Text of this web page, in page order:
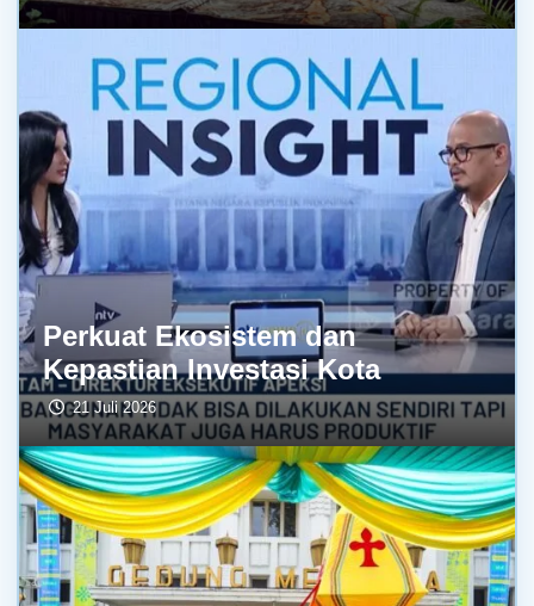
Perkuat Ekosistem dan
Kepastian Investasi Kota
21 Juli 2026